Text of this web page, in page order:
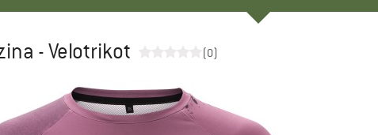
- Velotrikot (0)